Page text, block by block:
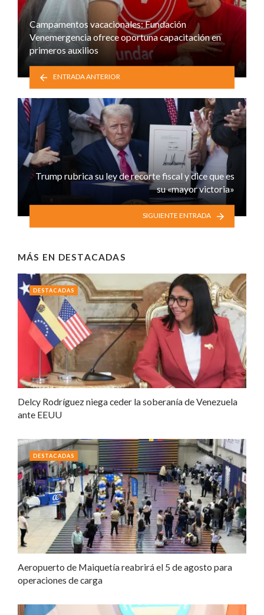
Campamentos vacacionales: Fundación
Venemergencia ofrece oportuna capacitación en
primeros auxilios
ENTRADA ANTERIOR
Trump rubrica su ley de recorte fiscal y dice que es
su «mayor victoria»
SIGUIENTE ENTRADA
MÁS EN DESTACADAS
Delcy Rodríguez niega ceder la soberanía de Venezuela
ante EEUU
DESTACADAS
Aeropuerto de Maiquetía reabrirá el 5 de agosto para
operaciones de carga
DESTACADAS